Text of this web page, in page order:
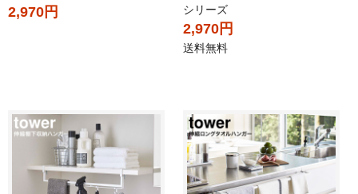
2,970円
シリーズ
2,970円
送料無料